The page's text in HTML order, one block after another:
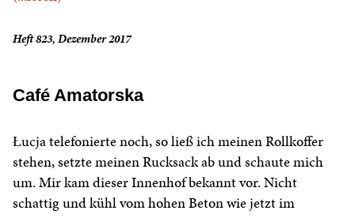
Heft 823, Dezember 2017
Café Amatorska
Łucja telefonierte noch, so ließ ich meinen Rollkoffer
stehen, setzte meinen Rucksack ab und schaute mich
um. Mir kam dieser Innenhof bekannt vor. Nicht
schattig und kühl vom hohen Beton wie jetzt im